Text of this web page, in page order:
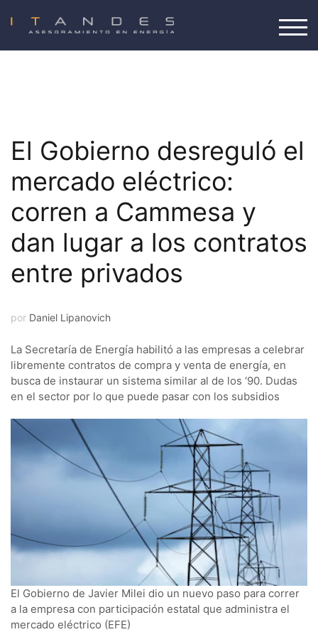
contenido
El Gobierno desreguló el
mercado eléctrico:
corren a Cammesa y
dan lugar a los contratos
entre privados
por Daniel Lipanovich
La Secretaría de Energía habilitó a las empresas a celebrar
libremente contratos de compra y venta de energía, en
busca de instaurar un sistema similar al de los ‘90. Dudas
en el sector por lo que puede pasar con los subsidios
El Gobierno de Javier Milei dio un nuevo paso para correr
a la empresa con participación estatal que administra el
mercado eléctrico (EFE)